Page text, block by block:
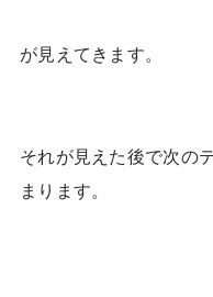
が見えてきます。
それが見えた後で次の
まります。